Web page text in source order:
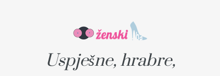
Uspješne, hrabre,